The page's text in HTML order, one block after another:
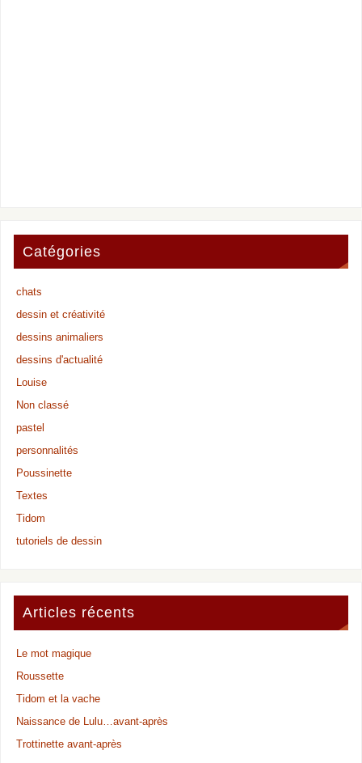
Catégories
chats
dessin et créativité
dessins animaliers
dessins d'actualité
Louise
Non classé
pastel
personnalités
Poussinette
Textes
Tidom
tutoriels de dessin
Articles récents
Le mot magique
Roussette
Tidom et la vache
Naissance de Lulu…avant-après
Trottinette avant-après